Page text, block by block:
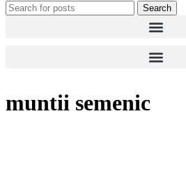
Search
muntii semenic